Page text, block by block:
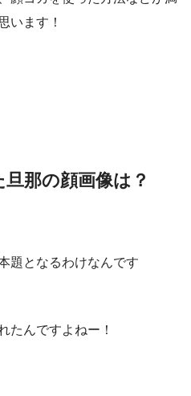
います！
那の顔画像は？
題となるわけなんです
たんですよねー！